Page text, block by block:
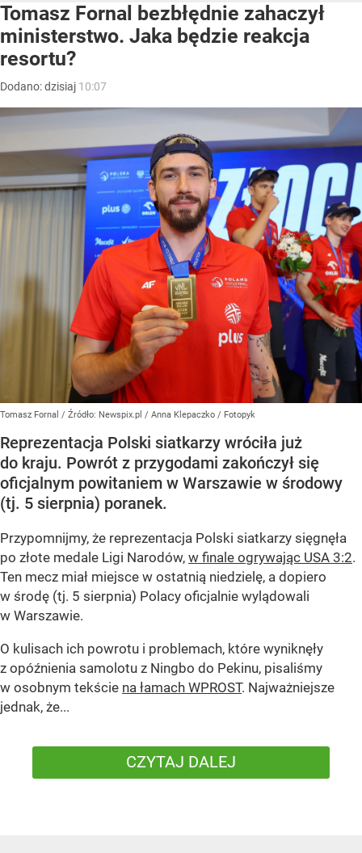
Tomasz Fornal bezbłędnie zahaczył
ministerstwo. Jaka będzie reakcja
resortu?
Dodano:dzisiaj 10:07
Tomasz Fornal / Źródło: Newspix.pl / Anna Klepaczko / Fotopyk
Reprezentacja Polski siatkarzy wróciła już
do kraju. Powrót z przygodami zakończył się
oficjalnym powitaniem w Warszawie w środowy
(tj. 5 sierpnia) poranek.
Przypomnijmy, że reprezentacja Polski siatkarzy sięgnęła
po złote medale Ligi Narodów, w finale ogrywając USA 3:2.
Ten mecz miał miejsce w ostatnią niedzielę, a dopiero
w środę (tj. 5 sierpnia) Polacy oficjalnie wylądowali
w Warszawie.
O kulisach ich powrotu i problemach, które wyniknęły
z opóźnienia samolotu z Ningbo do Pekinu, pisaliśmy
w osobnym tekście na łamach WPROST. Najważniejsze
jednak, że...
CZYTAJ DALEJ